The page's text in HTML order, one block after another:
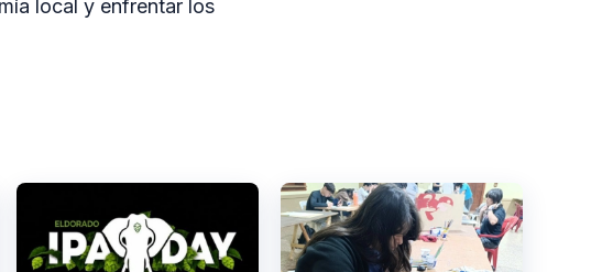
local y enfrentar los